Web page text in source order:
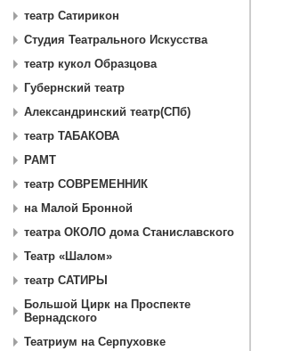
театр Сатирикон
Студия Театрального Искусства
театр кукол Образцова
Губернский театр
Александринский театр(СПб)
театр ТАБАКОВА
РАМТ
театр СОВРЕМЕННИК
на Малой Бронной
театра ОКОЛО дома Станиславского
Театр «Шалом»
театр САТИРЫ
Большой Цирк на Проспекте
Вернадского
Театриум на Серпуховке